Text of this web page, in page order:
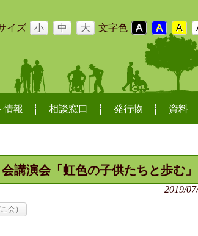
イズ 小 中 大 文字色 A A A
情報 相談窓口 発行物 資料
講演会「虹色の子供たちと歩む」
2019/
会）